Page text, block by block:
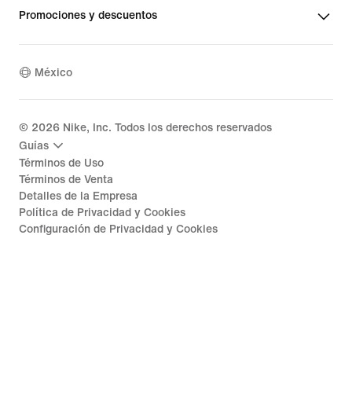
Promociones y descuentos
México
© 2026 Nike, Inc. Todos los derechos reservados
Guías
Términos de Uso
Términos de Venta
Detalles de la Empresa
Política de Privacidad y Cookies
Configuración de Privacidad y Cookies